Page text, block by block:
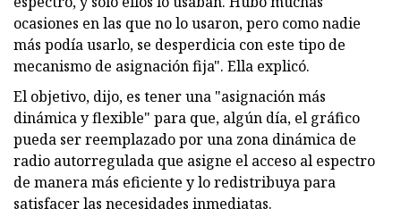
ocasiones en las que no lo usaron, pero como nadie
más podía usarlo, se desperdicia con este tipo de
mecanismo de asignación fija". Ella explicó.
El objetivo, dijo, es tener una "asignación más
dinámica y flexible" para que, algún día, el gráfico
pueda ser reemplazado por una zona dinámica de
radio autorregulada que asigne el acceso al espectro
de manera más eficiente y lo redistribuya para
satisfacer las necesidades inmediatas.